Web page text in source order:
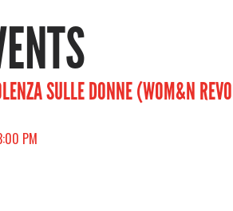
SULLE DONNE (WOM&N
PM